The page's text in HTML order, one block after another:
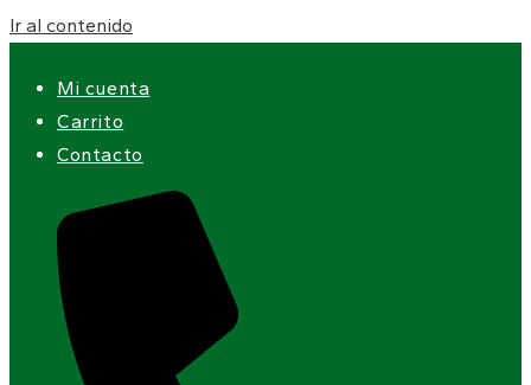
Ir al contenido
Mi cuenta
Carrito
Contacto